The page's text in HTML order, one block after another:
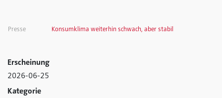
Presse Konsumklima weiterhin schwach, aber stabil
Erscheinung
2026-06-25
Kategorie